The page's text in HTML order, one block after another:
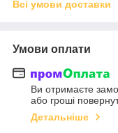
Всі умови доставки
Умови оплати
Ви отримаєте
або гроші
Детальніше